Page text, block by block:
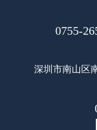
0755-
深圳市南山区